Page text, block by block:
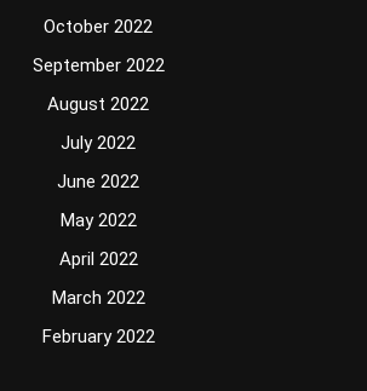
October 2022
September 2022
August 2022
July 2022
June 2022
May 2022
April 2022
March 2022
February 2022